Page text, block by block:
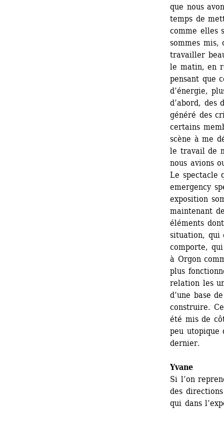
que nous
temps de
comme elles
sommes mis,
travailler
le matin, en
pensant que
d’énergie,
d’abord, des
généré des
certains
scène à me
le travail de
nous avions
Le spectacle
emergency
exposition
maintenant
éléments
situation, qui
comporte,
à Orgon
plus
relation les
d’une base
construire.
été mis de
peu utopique
dernier.
Yvane
Si l’on
des
qui dans